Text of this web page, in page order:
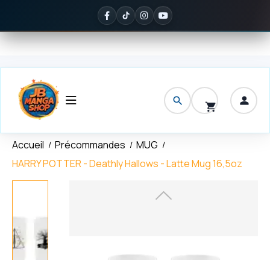
dès 150 € d'achat ✦ Noté
Accueil Précommandes
MUG
HARRY POTTER - Deathly Hallows - Latte Mug 16,5oz
Panneau de gestion des cookies